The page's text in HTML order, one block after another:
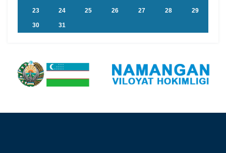
23 24 25 26 27 28 29
30 31